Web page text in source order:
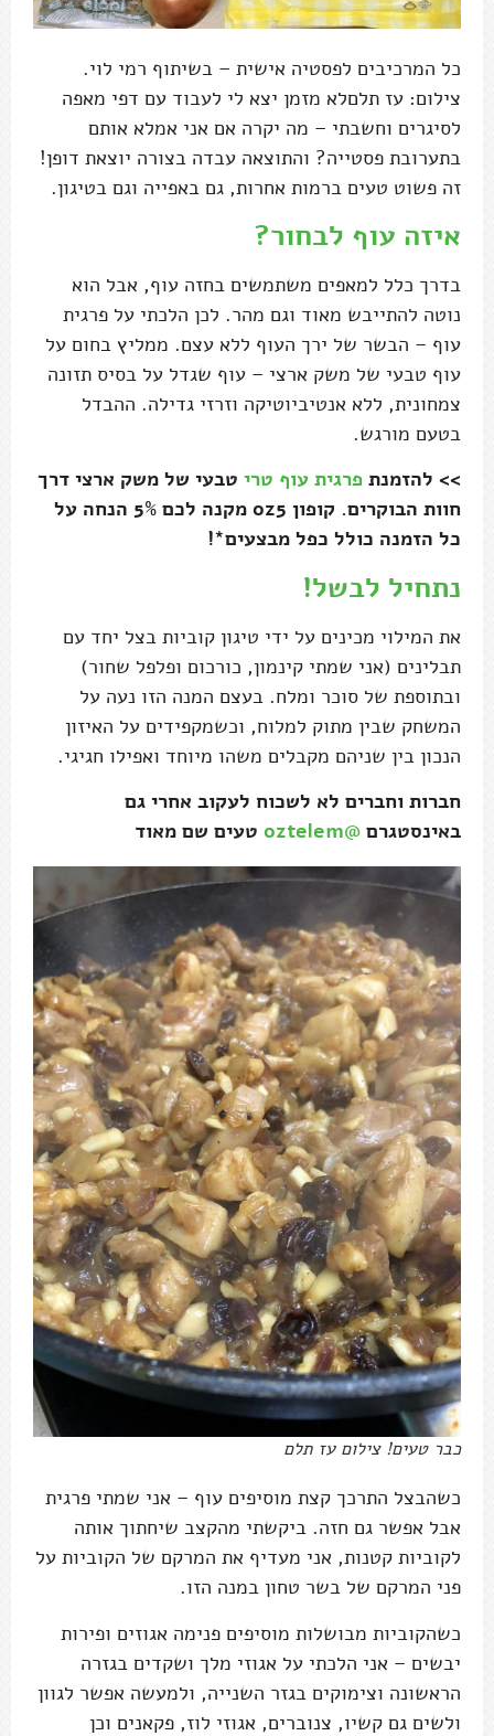
כל המרכיבים לפסטיה אישית – בשיתוף רמי לוי.
צילום: עז תלםלא מזמן יצא לי לעבוד עם דפי מאפה
לסיגרים וחשבתי – מה יקרה אם אני אמלא אותם
בתערובת פסטייה? והתוצאה עבדה בצורה יוצאת דופן!
זה פשוט טעים ברמות אחרות, גם באפייה וגם בטיגון.
איזה עוף לבחור?
בדרך כלל למאפים משתמשים בחזה עוף, אבל הוא
נוטה להתייבש מאוד וגם מהר. לכן הלכתי על פרגית
עוף – הבשר של ירך העוף ללא עצם. ממליץ בחום על
עוף טבעי של משק ארצי – עוף שגדל על בסיס תזונה
צמחונית, ללא אנטיביוטיקה וזרזי גדילה. ההבדל
בטעם מורגש.
>> להזמנת פרגית עוף טרי טבעי של משק ארצי דרך
חוות הבוקרים. קופון oz5 מקנה לכם 5% הנחה על
כל הזמנה כולל כפל מבצעים*!
נתחיל לבשל!
את המילוי מכינים על ידי טיגון קוביות בצל יחד עם
תבלינים (אני שמתי קינמון, כורכום ופלפל שחור)
ובתוספת של סוכר ומלח. בעצם המנה הזו נעה על
המשחק שבין מתוק למלוח, וכשמקפידים על האיזון
הנכון בין שניהם מקבלים משהו מיוחד ואפילו חגיגי.
חברות וחברים לא לשכוח לעקוב אחרי גם
באינסטגרם @oztelem טעים שם מאוד
כבר טעים! צילום עז תלם
כשהבצל התרכך קצת מוסיפים עוף – אני שמתי פרגית
אבל אפשר גם חזה. ביקשתי מהקצב שיחתוך אותה
לקוביות קטנות, אני מעדיף את המרקם של הקוביות על
פני המרקם של בשר טחון במנה הזו.
כשהקוביות מבושלות מוסיפים פנימה אגוזים ופירות
יבשים – אני הלכתי על אגוזי מלך ושקדים בגזרה
הראשונה וצימוקים בגזר השנייה, ולמעשה אפשר לגוון
ולשים גם קשיו, צנוברים, אגוזי לוז, פקאנים וכן